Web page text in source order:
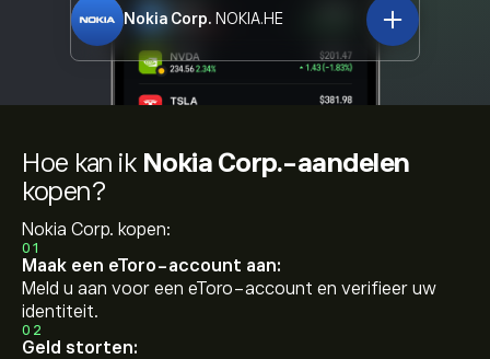
Nokia Corp. NOKIA.HE
Hoe kan ik Nokia Corp.-aandelen
kopen?
Nokia Corp. kopen:
01
Maak een eToro-account aan:
Meld u aan voor een eToro-account en verifieer uw
identiteit.
02
Geld storten: